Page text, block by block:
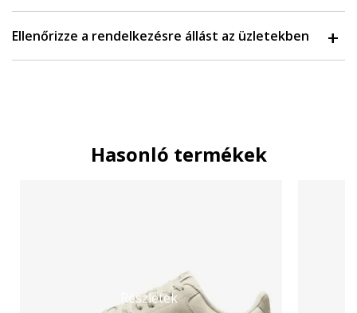
Ellenőrizze a rendelkezésre állást az üzletekben
Hasonló termékek
Részletek